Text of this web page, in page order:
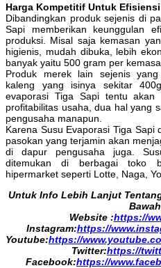
Harga Kompetitif Untuk
Dibandingkan produk sejenis di
Sapi memberikan keunggulan
produksi. Misal saja kemasan
higienis, mudah dibuka, lebih
banyak yaitu 500 gram per
Produk merek lain sejenis
kaleng yang isinya sekitar
evaporasi Tiga Sapi tentu akan
profitabilitas usaha, dua hal yang
pengusaha manapun.
Karena Susu Evaporasi Tiga Sapi
pasokan yang terjamin akan
di dapur pengusaha juga.
ditemukan di berbagai toko
hipermarket seperti Lotte, Naga,
Untuk Info Lebih Lanjut
Website :https://
Instagram:https://
Youtube:https://
Twitter:https://
Facebook:https://